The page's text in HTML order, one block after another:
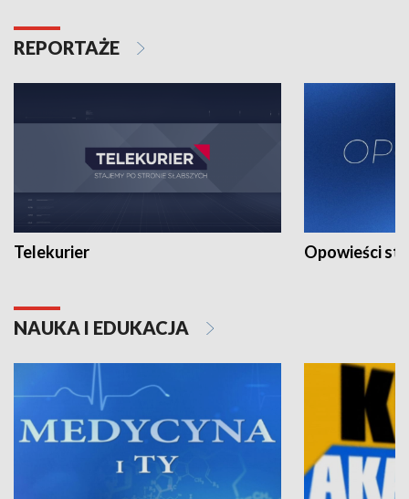
REPORTAŻE
Telekurier Opowieści
NAUKA I EDUKACJA